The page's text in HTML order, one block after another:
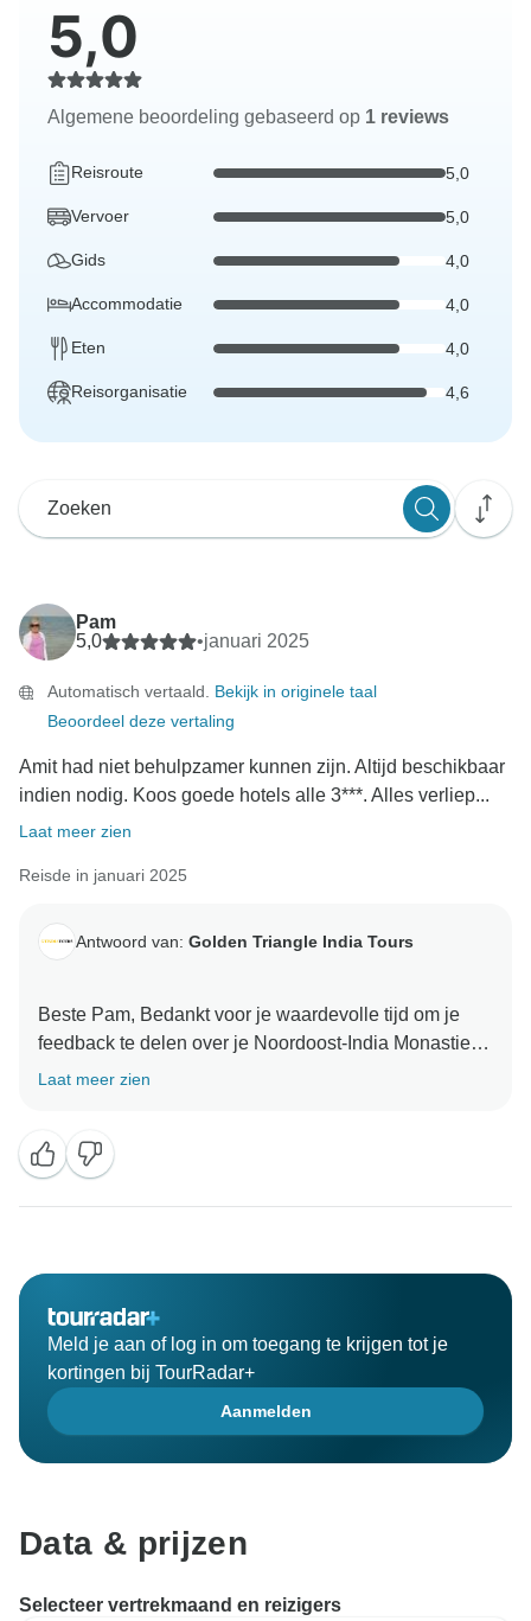
5,0
Algemene beoordeling gebaseerd op 1 reviews
Reisroute 5,0
Vervoer 5,0
Gids 4,0
Accommodatie 4,0
Eten 4,0
Reisorganisatie 4,6
Pam
5,0
•januari 2025
Automatisch vertaald. Bekijk in originele taal
Beoordeel deze vertaling
Amit had niet behulpzamer kunnen zijn. Altijd beschikbaar
indien nodig. Koos goede hotels alle 3***. Alles verliep...
Laat meer zien
Reisde in januari 2025
Antwoord van: Golden Triangle India Tours
Beste Pam, Bedankt voor je waardevolle tijd om je
feedback te delen over je Noordoost-India Monastieke
en Wildlife Rondreis. Je waardevolle feedback helpt
Laat meer zien
Meld je aan of log in om toegang te krijgen tot je
kortingen bij TourRadar+
Aanmelden
Data & prijzen
Selecteer vertrekmaand en reizigers